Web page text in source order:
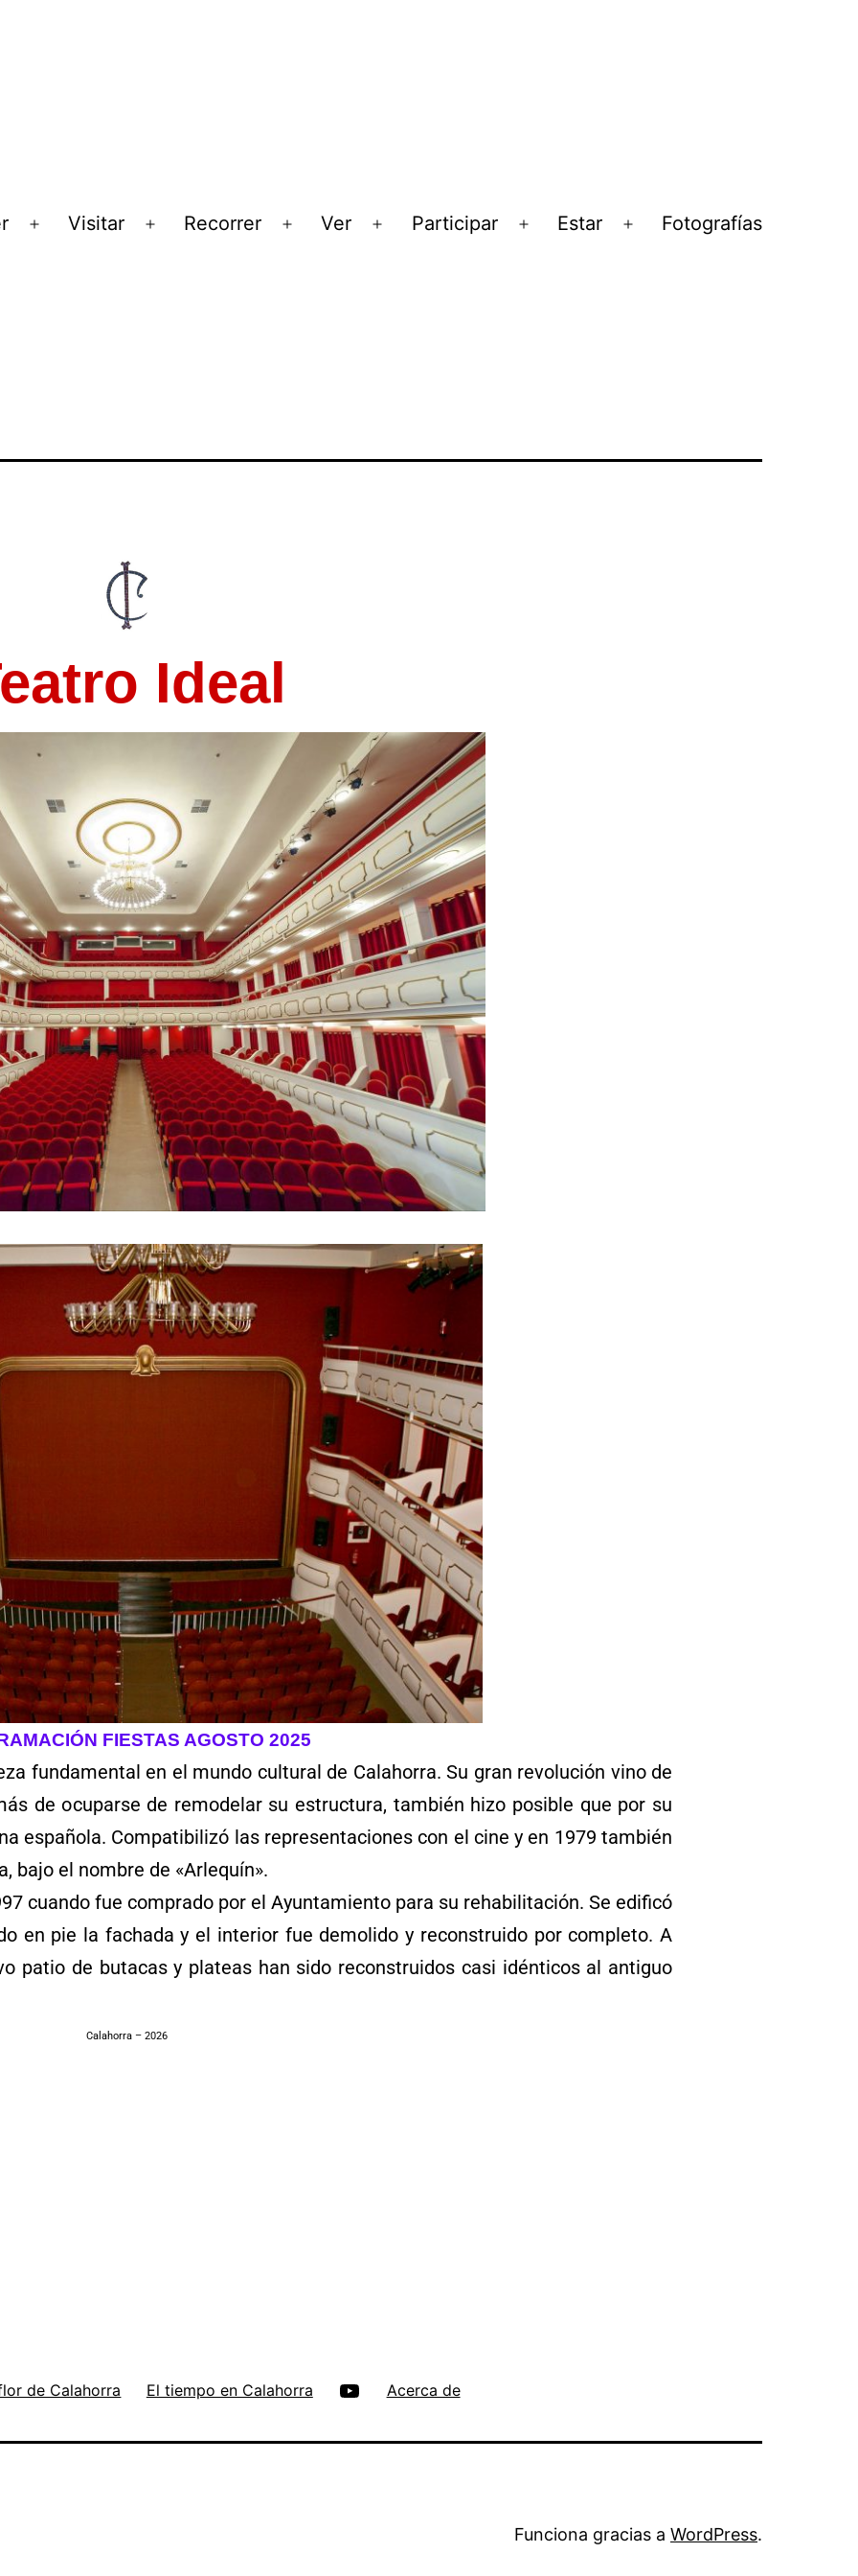
Visitar Recorrer Ver Participar Estar Fotografías
Ideal
FIESTAS AGOSTO 2025
fundamental en el mundo cultural de Calahorra. Su gran revolución vino de
de ocuparse de remodelar su estructura, también hizo posible que por su
española. Compatibilizó las representaciones con el cine y en 1979 también
bajo el nombre de «Arlequín».
cuando fue comprado por el Ayuntamiento para su rehabilitación. Se edificó
en pie la fachada y el interior fue demolido y reconstruido por completo. A
patio de butacas y plateas han sido reconstruidos casi idénticos al antiguo
Calahorra – 2026
de Calahorra El tiempo en Calahorra Acerca de
Funciona gracias a WordPress.